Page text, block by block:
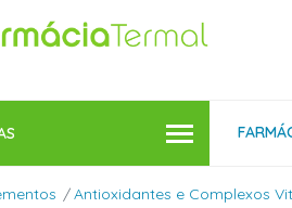
Antioxidantes e Complexos